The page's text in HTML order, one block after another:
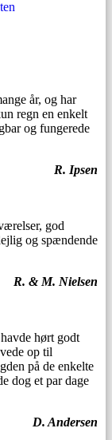
år, og har
regn en enkelt
og fungerede
R. Ipsen
god
og spændende
R. & M. Nielsen
hørt godt
op til
på de enkelte
dog et par dage
D. Andersen